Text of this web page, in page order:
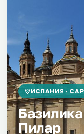
ИСПАНИЯ ·
Пилар